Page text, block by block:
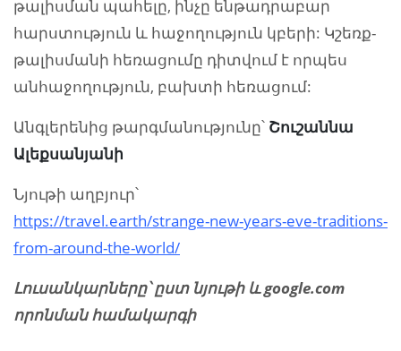
թալիսման պահելը, ինչը ենթադրաբար
հարստություն և հաջողություն կբերի: Կշեռք-
թալիսմանի հեռացումը դիտվում է որպես
անհաջողություն, բախտի հեռացում:
Անգլերենից թարգմանությունը՝ Շուշաննա
Ալեքսանյանի
Նյութի աղբյուր՝
https://travel.earth/strange-new-years-eve-traditions-
from-around-the-world/
Լուսանկարները՝ ըստ նյութի և google.com
որոնման համակարգի